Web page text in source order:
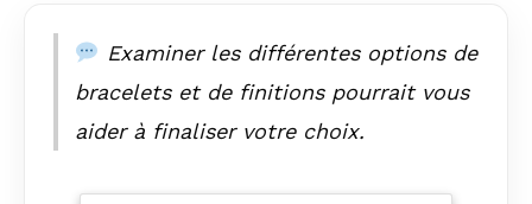
Examiner les différentes options de
bracelets et de finitions pourrait vous
aider à finaliser votre choix.